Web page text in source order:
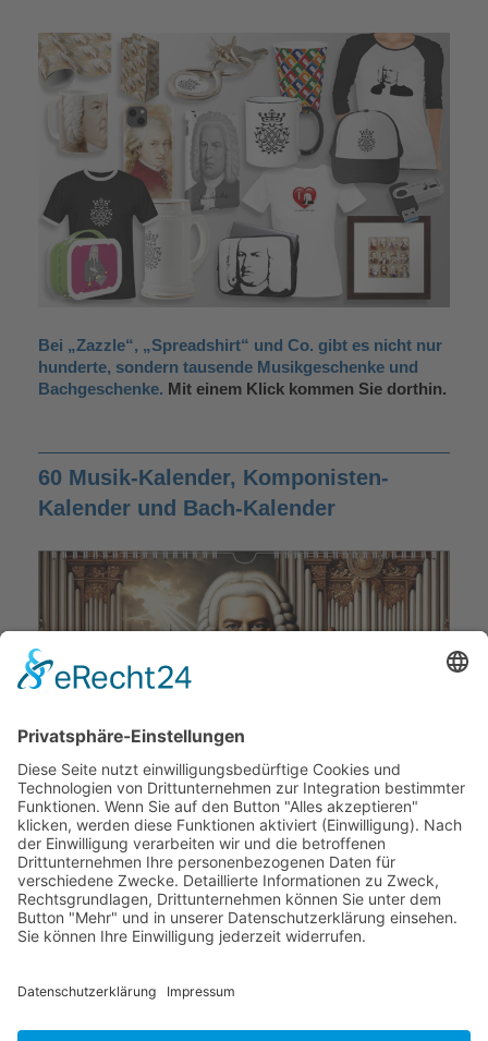
Bei „Zazzle“, „Spreadshirt“ und Co. gibt es nicht nur
hunderte, sondern tausende Musikgeschenke und
Bachgeschenke. Mit einem Klick kommen Sie dorthin.
60 Musik-Kalender, Komponisten-
Kalender und Bach-Kalender
Bach-Kalender sind Musik-Kalender. Drei Größen.
Dieses Jahr und nächstes Jahr. Zum Shop.
Ende ... der Anzeige ... der Werbung ... der Reklame